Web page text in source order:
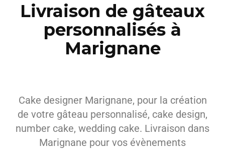
Livraison de gâteaux
personnalisés à
Marignane
Cake designer Marignane, pour la création
de votre gâteau personnalisé, cake design,
number cake, wedding cake. Livraison dans
Marignane pour vos évènements